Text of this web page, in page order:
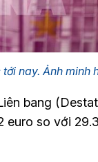
nay. Ảnh minh
bang
euro so với